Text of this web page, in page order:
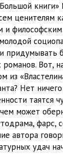
ценителям
и
придумывать
романов. Вот,
из
Нет
таятся
может
фарс,
автора
удач